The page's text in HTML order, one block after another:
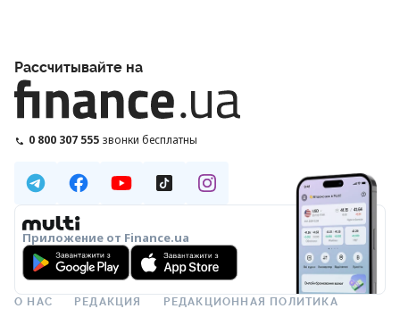
Рассчитывайте на
0 800 307 555 звонки бесплатны
Приложение от Finance.ua
О НАС РЕДАКЦИЯ РЕДАКЦИОННАЯ ПОЛИТИКА